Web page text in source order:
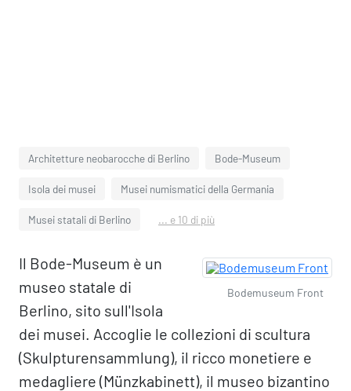
Architetture neobarocche di Berlino Bode-Museum
Isola dei musei Musei numismatici della Germania
Musei statali di Berlino ... e 10 di più
Bodemuseum Front
Il Bode-Museum è un
museo statale di
Berlino, sito sull'Isola
dei musei. Accoglie le collezioni di scultura
(Skulpturensammlung), il ricco monetiere e
medagliere (Münzkabinett), il museo bizantino